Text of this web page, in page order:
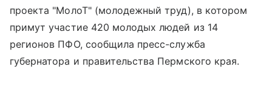
проекта "МолоТ" (молодежный труд), в котором
примут участие 420 молодых людей из 14
регионов ПФО, сообщила пресс-служба
губернатора и правительства Пермского края.